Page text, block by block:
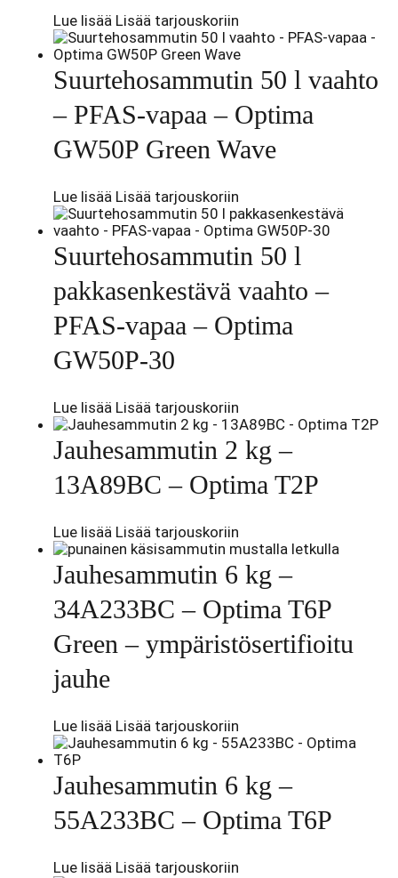
Lue lisää Lisää tarjouskoriin
Suurtehosammutin 50 l vaahto
– PFAS-vapaa – Optima
GW50P Green Wave
Lue lisää Lisää tarjouskoriin
Suurtehosammutin 50 l
pakkasenkestävä vaahto –
PFAS-vapaa – Optima
GW50P-30
Lue lisää Lisää tarjouskoriin
Jauhesammutin 2 kg –
13A89BC – Optima T2P
Lue lisää Lisää tarjouskoriin
Jauhesammutin 6 kg –
34A233BC – Optima T6P
Green – ympäristösertifioitu
jauhe
Lue lisää Lisää tarjouskoriin
Jauhesammutin 6 kg –
55A233BC – Optima T6P
Lue lisää Lisää tarjouskoriin